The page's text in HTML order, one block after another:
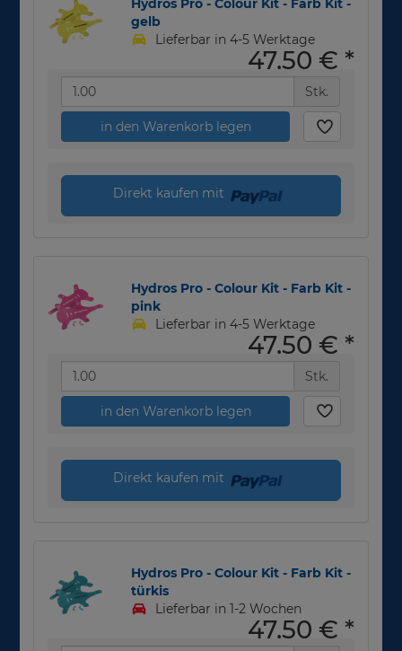
Hydros Pro - Colour Kit - Farb Kit -
gelb
Lieferbar in 4-5 Werktage
47,50 € *
Stk.
in den Warenkorb legen
Direkt kaufen mit
Hydros Pro - Colour Kit - Farb Kit -
pink
Lieferbar in 4-5 Werktage
47,50 € *
Stk.
in den Warenkorb legen
Direkt kaufen mit
Hydros Pro - Colour Kit - Farb Kit -
türkis
Lieferbar in 1-2 Wochen
47,50 € *